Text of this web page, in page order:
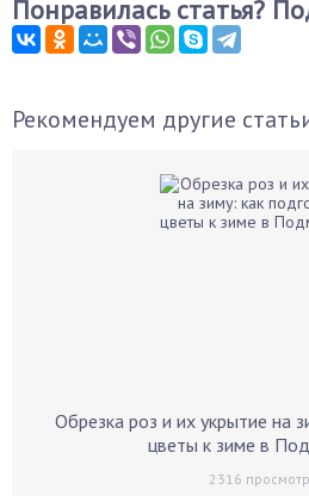
Понравилась статья?
Рекомендуем другие
Обрезка роз и их укрытие на
цветы к зиме в
2316